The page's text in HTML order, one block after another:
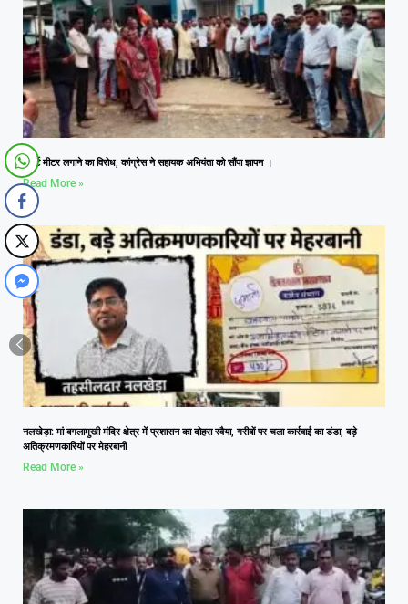
स्मार्ट मीटर लगाने का विरोध, कांग्रेस ने सहायक अभियंता को सौंपा ज्ञापन ।
Read More »
नलखेड़ा: मां बगलामुखी मंदिर क्षेत्र में प्रशासन का दोहरा रवैया, गरीबों पर चला कार्रवाई का डंडा, बड़े
अतिक्रमणकारियों पर मेहरबानी
Read More »